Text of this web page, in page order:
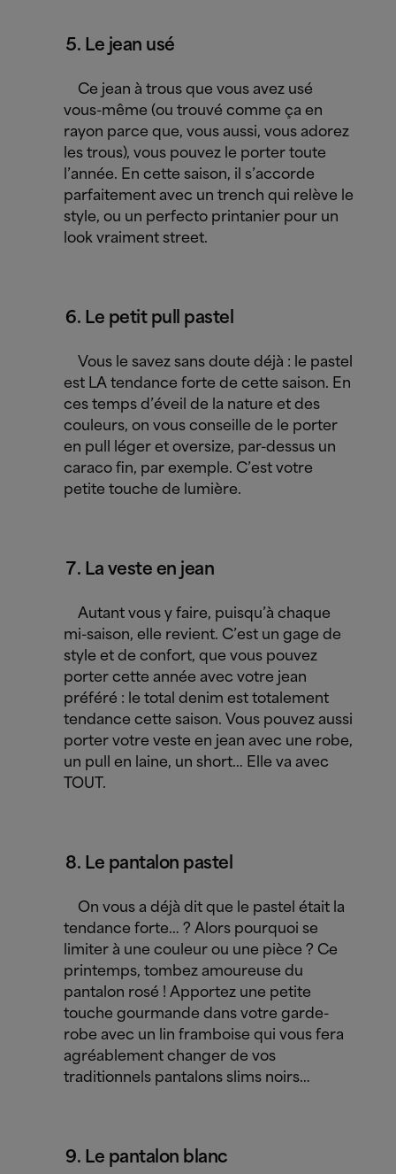
Le jean usé
Ce jean à trous que vous avez usé
vous-même (ou trouvé comme ça en
rayon parce que, vous aussi, vous adorez
les trous), vous pouvez le porter toute
l’année. En cette saison, il s’accorde
parfaitement avec un trench qui relève le
style, ou un perfecto printanier pour un
look vraiment street.
Le petit pull pastel
Vous le savez sans doute déjà : le pastel
est LA tendance forte de cette saison. En
ces temps d’éveil de la nature et des
couleurs, on vous conseille de le porter
en pull léger et oversize, par-dessus un
caraco fin, par exemple. C’est votre
petite touche de lumière.
La veste en jean
Autant vous y faire, puisqu’à chaque
mi-saison, elle revient. C’est un gage de
style et de confort, que vous pouvez
porter cette année avec votre jean
préféré : le total denim est totalement
tendance cette saison. Vous pouvez aussi
porter votre veste en jean avec une robe,
un pull en laine, un short… Elle va avec
TOUT.
Le pantalon pastel
On vous a déjà dit que le pastel était la
tendance forte… ? Alors pourquoi se
limiter à une couleur ou une pièce ? Ce
printemps, tombez amoureuse du
pantalon rosé ! Apportez une petite
touche gourmande dans votre garde-
robe avec un lin framboise qui vous fera
agréablement changer de vos
traditionnels pantalons slims noirs…
Le pantalon blanc